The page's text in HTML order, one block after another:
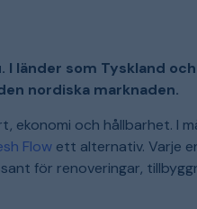
länder som Tyskland
nordiska marknaden.
ekonomi och hållbarhet. I
Flow ett alternativ. Varje
för renoveringar,